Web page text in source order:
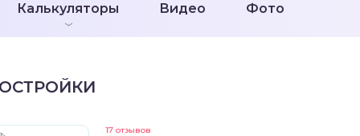
Калькуляторы Видео Фото
17 отзывов